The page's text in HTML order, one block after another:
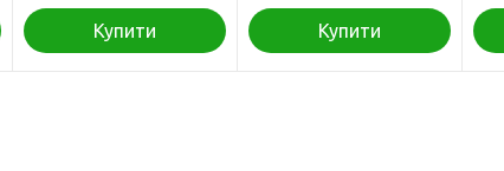
Купити Купити